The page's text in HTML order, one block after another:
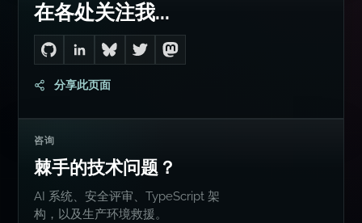
在各处关注我...
Go to Dan's GitHub
Connect with me on LinkedIn
Follow me on Bluesky
Follow me on Twitter
Follow me on Mastodon
分享此页面
咨询
棘手的技术问题？
AI 系统、安全评审、TypeScript 架
构，以及生产环境救援。